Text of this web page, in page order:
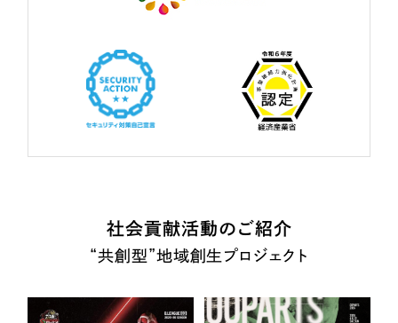
社会貢献活動のご紹介
“共創型”地域創生プロジェクト